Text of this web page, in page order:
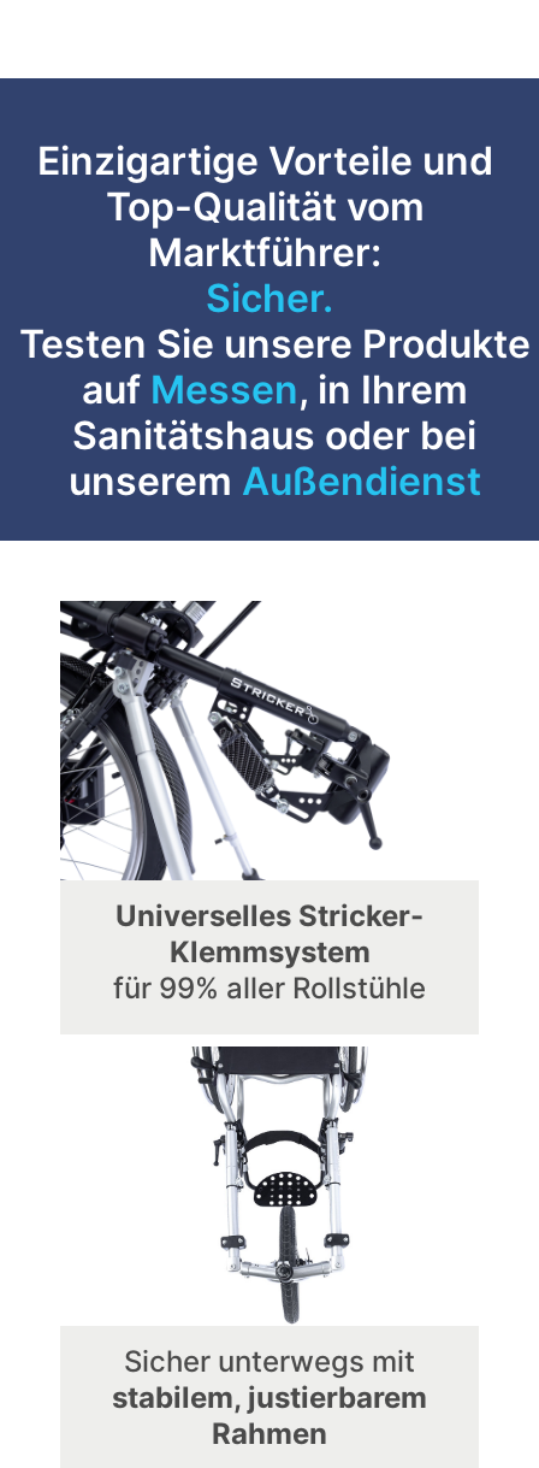
Einzigartige Vorteile und
Top-Qualität vom
Marktführer:
Anpassbar.
Testen Sie unsere Produkte
auf Messen, in Ihrem
Sanitätshaus oder bei
unserem Außendienst
Universelles Stricker-
Klemmsystem
für 99% aller Rollstühle
Sicher unterwegs mit
stabilem, justierbarem
Rahmen